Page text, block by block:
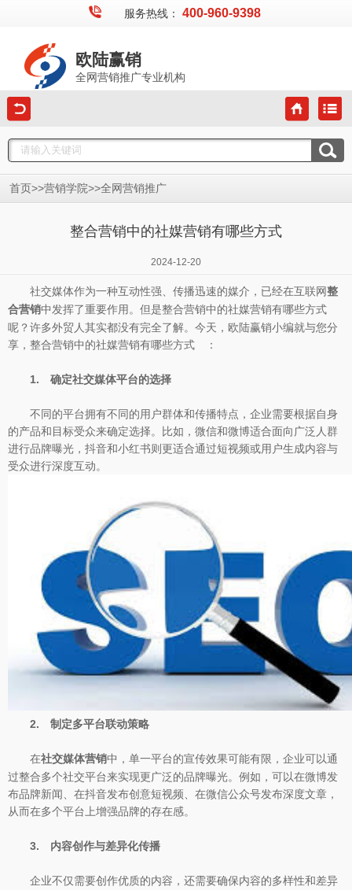
服务热线： 400-960-9398
欧陆赢销
全网营销推广专业机构
首页 >>营销学院>>全网营销推广
整合营销中的社媒营销有哪些方式
2024-12-20
社交媒体作为一种互动性强、传播迅速的媒介，已经在互联网整
合营销中发挥了重要作用。但是整合营销中的社媒营销有哪些方式
呢？许多外贸人其实都没有完全了解。今天，欧陆赢销小编就与您分
享，整合营销中的社媒营销有哪些方式 ：
1. 确定社交媒体平台的选择
不同的平台拥有不同的用户群体和传播特点，企业需要根据自身
的产品和目标受众来确定选择。比如，微信和微博适合面向广泛人群
进行品牌曝光，抖音和小红书则更适合通过短视频或用户生成内容与
受众进行深度互动。
2. 制定多平台联动策略
在社交媒体营销中，单一平台的宣传效果可能有限，企业可以通
过整合多个社交平台来实现更广泛的品牌曝光。例如，可以在微博发
布品牌新闻、在抖音发布创意短视频、在微信公众号发布深度文章，
从而在多个平台上增强品牌的存在感。
3. 内容创作与差异化传播
企业不仅需要创作优质的内容，还需要确保内容的多样性和差异